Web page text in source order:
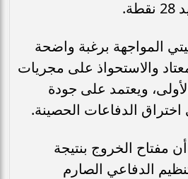
المواجهة برغبة واضحة
والاستحواذ على مجريات
ويعتمد على جودة
اختراق الدفاعات الحصينة.
مفتاح الخروج بنتيجة
الدفاعي الصارم